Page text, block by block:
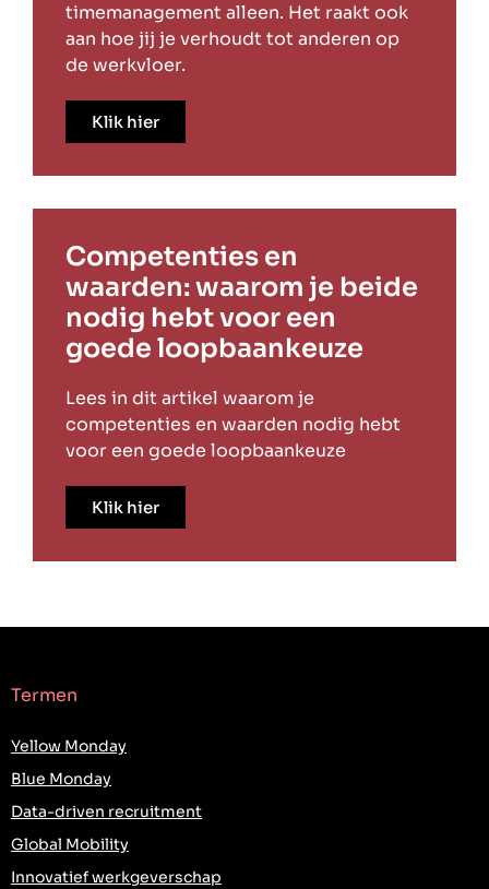
timemanagement alleen. Het raakt ook
aan hoe jij je verhoudt tot anderen op
de werkvloer.
Klik hier
Competenties en
waarden: waarom je beide
nodig hebt voor een
goede loopbaankeuze
Lees in dit artikel waarom je
competenties en waarden nodig hebt
voor een goede loopbaankeuze
Klik hier
Termen
Yellow Monday
Blue Monday
Data-driven recruitment
Global Mobility
Innovatief werkgeverschap